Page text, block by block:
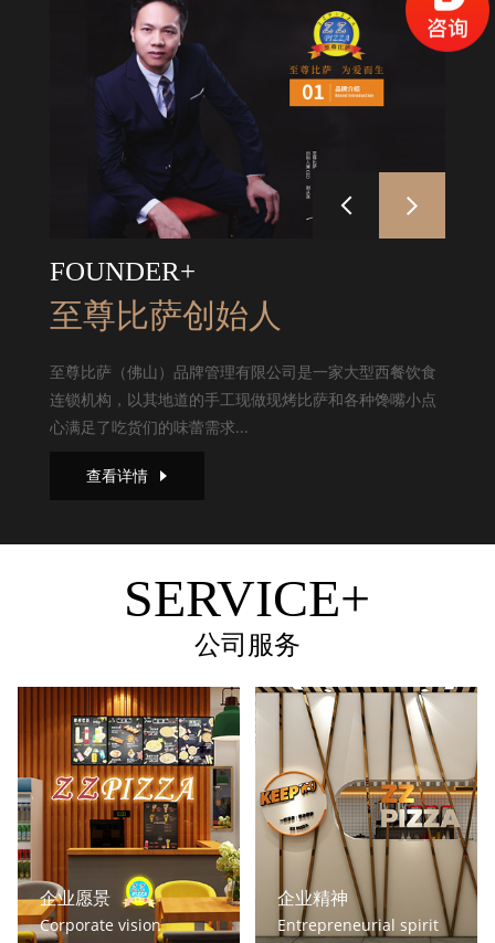
FOUNDER+
至尊比萨创始人
至尊比萨（佛山）品牌管理有限公司是一家大型西餐饮食
连锁机构，以其地道的手工现做现烤比萨和各种馋嘴小点
心满足了吃货们的味蕾需求...
查看详情
SERVICE+
公司服务
企业愿景
Corporate vision
企业精神
Entrepreneurial spirit